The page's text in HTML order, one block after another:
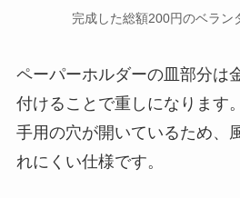
完成した総額200円のベラン
ペーパーホルダーの皿部分は
付けることで重しになります
手用の穴が開いているため、
れにくい仕様です。